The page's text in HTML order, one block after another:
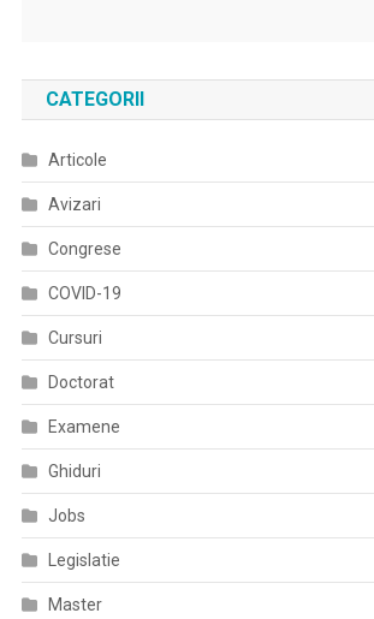
CATEGORII
Articole
Avizari
Congrese
COVID-19
Cursuri
Doctorat
Examene
Ghiduri
Jobs
Legislatie
Master